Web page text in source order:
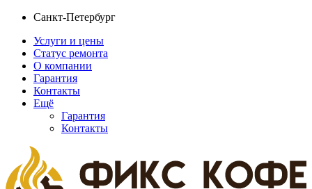
Санкт-Петербург
Услуги и цены
Статус ремонта
О компании
Гарантия
Контакты
Ещё
Гарантия
Контакты